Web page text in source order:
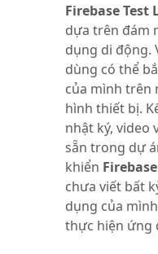
Firebase Test
dựa trên đám
dụng di động.
dùng có thể
của mình trên
hình thiết bị.
nhật ký, video
sẵn trong dự
khiển Firebase
chưa viết bất
dụng của
thực hiện ứng